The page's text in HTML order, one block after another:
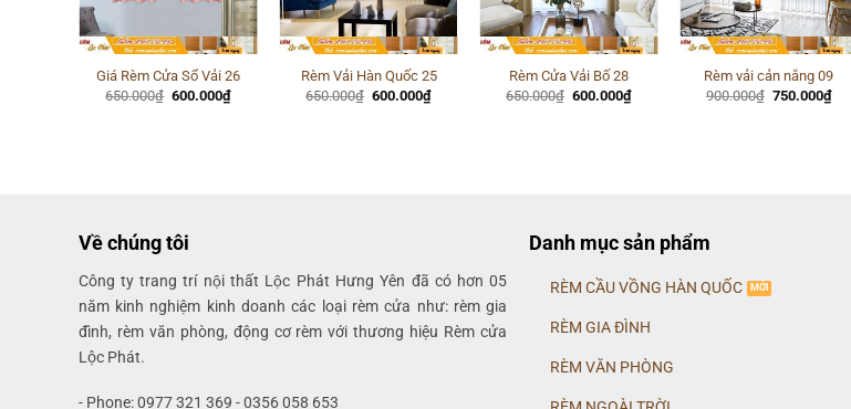
Giá Rèm Cửa Sổ Vải 26
650.000₫ Giá
600.000₫Giá
Rèm Vải Hàn Quốc 25
650.000₫ Giá
600.000₫Giá
Rèm Cửa Vải Bố 28
650.000₫ Giá
600.000₫Giá
hiện
Rèm vải cản nắng 09
900.000₫ Giá
750.000₫Giá
hiện
Về chúng tôi
Công ty trang trí nội thất Lộc Phát Hưng Yên đã có hơn 05
năm kinh nghiệm kinh doanh các loại rèm cửa như: rèm gia
đình, rèm văn phòng, động cơ rèm với thương hiệu Rèm cửa
Lộc Phát.
- Phone: 0977 321 369 - 0356 058 653
Danh mục sản phẩm
RÈM CẦU VỒNG HÀN QUỐC
RÈM GIA ĐÌNH
RÈM VĂN PHÒNG